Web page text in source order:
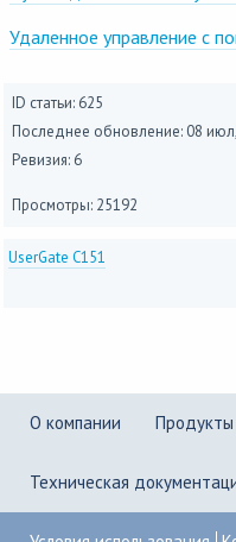
Удаленное управление с
ID статьи: 625
Последнее обновление: 08
Ревизия: 6
Просмотры: 25192
UserGate C151
О компании Продукты
Техническая